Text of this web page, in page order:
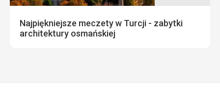
Najpiękniejsze meczety w Turcji - zabytki
architektury osmańskiej